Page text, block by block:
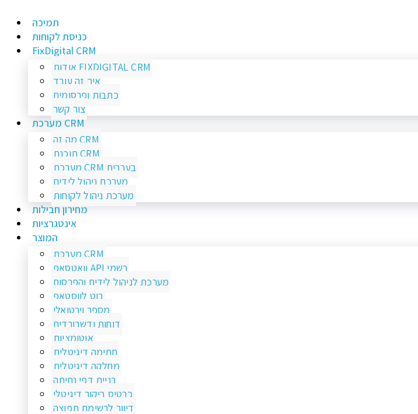
FixDigital CRM
אודות FIXDIGITAL CRM
איך זה עובד
כתבות ופרסומים
צור קשר
מערכת CRM
מה זה CRM
תוכנת CRM
מערכת CRM בעברית
מערכת ניהול לידים
מערכת ניהול לקוחות
מחירון חבילות
אינטגרציות
המוצר
מערכת CRM
וואטסאפ API רשמי
מערכת לניהול לידים והפרסום
בוט לווסטאפ
מספר וירטואלי
דוחות ודשבורדים
אוטומציות
חתימה דיגיטלית
מחלקה דיגיטלית
בניית דפי נחיתה
כרטיס ביקור דיגיטלי
דיוור לרשימת תפוצה